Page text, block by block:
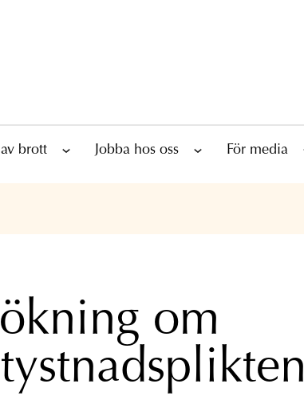
brott Jobba hos oss För media
om